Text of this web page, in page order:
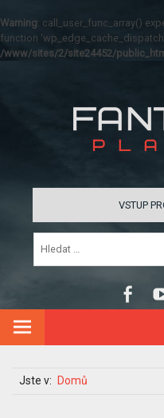
Warning: call_user_func_array()
function
/www/sites/2/site24452/
VSTUP
Jste v: Domů